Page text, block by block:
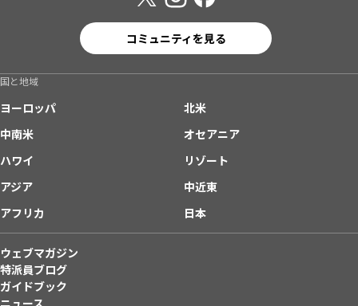
コミュニティを見る
国と地域
ヨーロッパ
北米
中南米
オセアニア
ハワイ
リゾート
アジア
中近東
アフリカ
日本
ウェブマガジン
特派員ブログ
ガイドブック
ニュース